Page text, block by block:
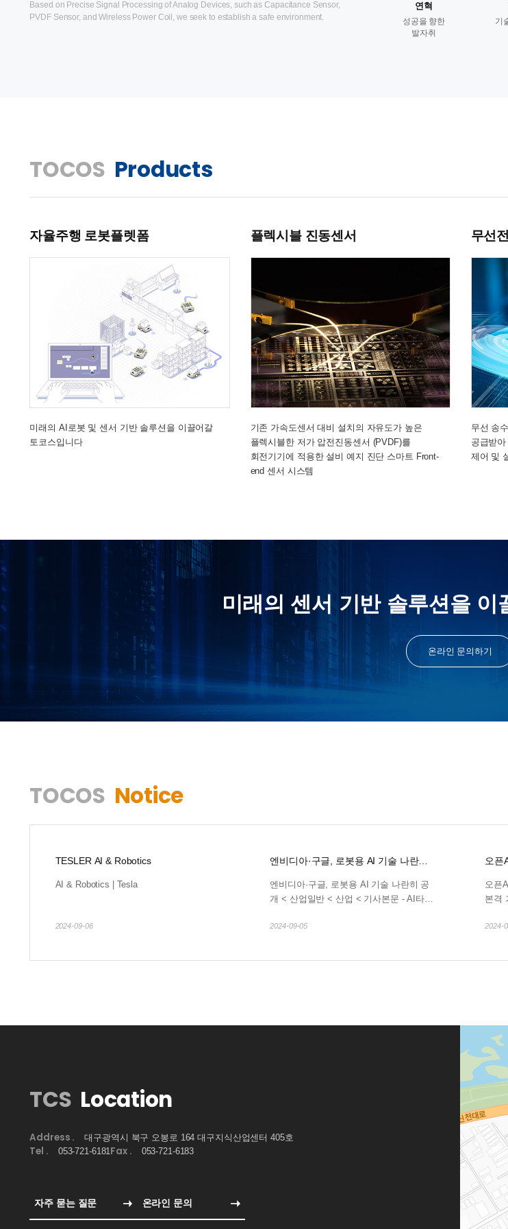
Based on Precise Signal Processing of Analog Devices, such as Capacitance Sensor,
PVDF Sensor, and Wireless Power Coil, we seek to establish a safe environment.
연혁
성공을 향한
발자취
기
TOCOS Products
자율주행 로봇플렛폼
미래의 AI로봇 및 센서 기반 솔루션을 이끌어갈
토코스입니다
플렉시블 진동센서
기존 가속도센서 대비 설치의 자유도가 높은
플렉시블한 저가 압전진동센서 (PVDF)를
회전기기에 적용한 설비 예지 진단 스마트 Front-
end 센서 시스템
무선
무선 송
공급받
제어 및
미래의 센서 기반 솔루션을 이
온라인 문의하기
TOCOS Notice
TESLER AI & Robotics
AI & Robotics | Tesla
2024-09-06
엔비디아·구글, 로봇용 AI 기술 나란히
엔비디아·구글, 로봇용 AI 기술 나란히 공
개 < 산업일반 < 산업 < 기사본문 - AI타임
2024-09-05
오픈
오픈
본격
2024-
TCS Location
Address . 대구광역시 북구 오봉로 164 대구지식산업센터 405호
Tel . 053-721-6181Fax . 053-721-6183
자주 묻는 질문 온라인 문의